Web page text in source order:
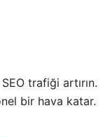
trafiği artırın.
bir hava katar.